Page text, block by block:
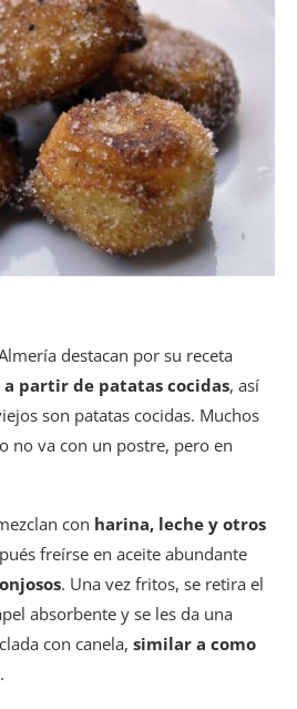
destacan por su receta
a partir de patatas cocidas, así
son patatas cocidas. Muchos
no va con un postre, pero en
con harina, leche y otros
freírse en aceite abundante
. Una vez fritos, se retira el
absorbente y se les da una
con canela, similar a como
.